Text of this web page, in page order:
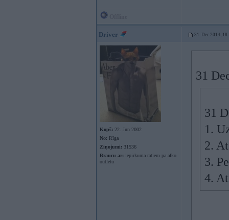
Driver 31. Dec 2014,
Kopš: 22. Jun 2002
No: Rīga
Ziņojumi: 31536
Braucu ar: iepirkuma ratiem pa alko
outletu
31
31
1.
2.
3.
4.